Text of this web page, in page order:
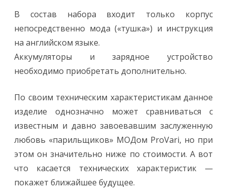
В состав набора входит только корпус
непосредственно мода («тушка») и инструкция
на английском языке.
Аккумуляторы и зарядное устройство
необходимо приобретать дополнительно.
По своим техническим характеристикам данное
изделие однозначно может сравниваться с
известным и давно завоевавшим заслуженную
любовь «парильщиков» МОДом ProVari, но при
этом он значительно ниже по стоимости. А вот
что касается технических характеристик —
покажет ближайшее будущее.